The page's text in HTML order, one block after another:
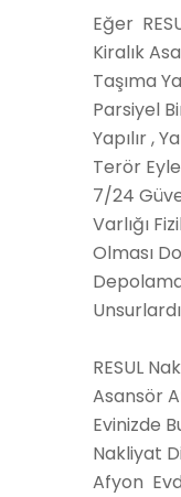
Eğer
Kiralık
Taşıma
Parsiyel
Yapılır ,
Terör
7/24
Varlığı
Olması
RESUL
Asansör
Evinizde
Nakliyat
Afyon